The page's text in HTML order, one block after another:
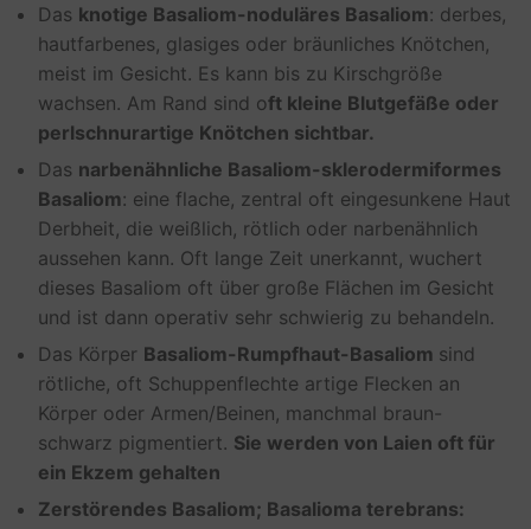
Das knotige Basaliom-noduläres Basaliom: derbes,
hautfarbenes, glasiges oder bräunliches Knötchen,
meist im Gesicht. Es kann bis zu Kirschgröße
wachsen. Am Rand sind oft kleine Blutgefäße oder
perlschnurartige Knötchen sichtbar.
Das narbenähnliche Basaliom-sklerodermiformes
Basaliom: eine flache, zentral oft eingesunkene Haut
Derbheit, die weißlich, rötlich oder narbenähnlich
aussehen kann. Oft lange Zeit unerkannt, wuchert
dieses Basaliom oft über große Flächen im Gesicht
und ist dann operativ sehr schwierig zu behandeln.
Das Körper Basaliom-Rumpfhaut-Basaliom sind
rötliche, oft Schuppenflechte artige Flecken an
Körper oder Armen/Beinen, manchmal braun-
schwarz pigmentiert. Sie werden von Laien oft für
ein Ekzem gehalten
Zerstörendes Basaliom; Basalioma terebrans: